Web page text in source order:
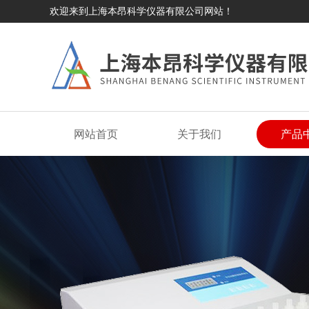
欢迎来到上海本昂科学仪器有限公司网站！
网站首页 关于我们 产品